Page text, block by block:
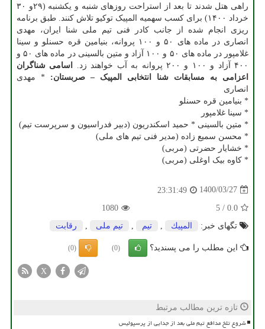
راهی هتل شدند تا بعد از استراحت روزهای شنبه و یکشنبه (۲۹و ۳۰
خرداد ۱۴۰۰) برای کسب سهمیه المپیک توکیو تلاش کنند. طبق برنامه
ریزی انجام شده از جانب کادر فنی تیم ملی شنا ایران، مهدی
انصاری در ماده های ۵۰ و ۱۰۰ پروانه، بنیامین قره حسنلو و سینا
غلامپور در ماده های ۵۰ و ۱۰۰ آزاد و متین بالسینی در ماده های ۵۰ و
۴۰۰ آزاد و ۱۰۰ و ۲۰۰ پروانه به آب خواهند زد.
اسامی شناگران
اعزامی به مسابقات شنا انتخابی المپیک – صربستان: * مهدی
انصاری
* بنیامین قره حسنلو
* سینا غلامپور
* متین بالسینی * حمید اسکندریون (دبیر فدراسیون و سرپرست تیم)
* محسن سمیع زاده (مدیر فنی تیم های ملی)
* خشایار حضرتی (مربی)
* کاوه بیک اوغلی (مربی)
1400/03/27
23:31:49
0.0
/
5
1080
تگهای خبر:
المپیك تیم تیم ملی رقابت
این مطلب را می پسندید؟ (0)
(0)
X
تازه ترین مطالب مرتبط
شروع تلخ مدافع تیم ملی بعد از جدایی از پرسپولیس